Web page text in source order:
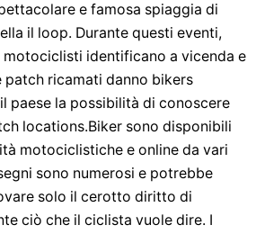
e famosa spiaggia di
il loop. Durante questi eventi,
identificano a vicenda e
patch ricamati danno bikers
paese la possibilità di conoscere
locations.Biker sono disponibili
motociclistiche e online da vari
sono numerosi e potrebbe
solo il cerotto diritto di
ciò che il ciclista vuole dire. I